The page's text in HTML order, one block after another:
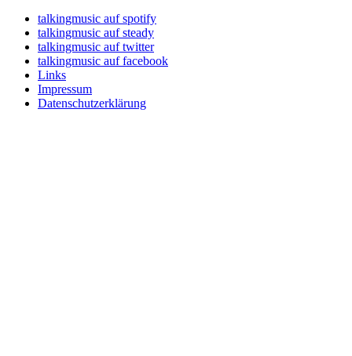
talkingmusic auf spotify
talkingmusic auf steady
talkingmusic auf twitter
talkingmusic auf facebook
Links
Impressum
Datenschutzerklärung